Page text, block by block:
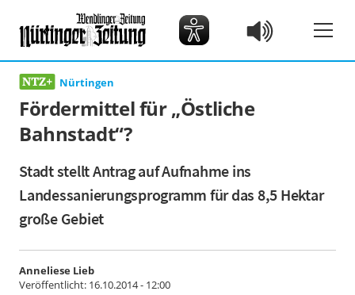
Nürtingen
Fördermittel für „Östliche
Bahnstadt“?
Stadt stellt Antrag auf Aufnahme ins
Landessanierungsprogramm für das 8,5 Hektar
große Gebiet
Anneliese Lieb
Veröffentlicht: 16.10.2014 - 12:00